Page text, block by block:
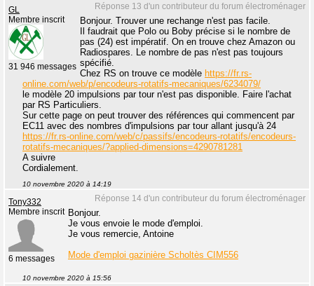
Réponse 13 d'un contributeur du forum électroménager
GL
Membre inscrit
31 946 messages
Bonjour. Trouver une rechange n'est pas facile.
Il faudrait que Polo ou Boby précise si le nombre de
pas (24) est impératif. On en trouve chez Amazon ou
Radiospares. Le nombre de pas n'est pas toujours
spécifié.
Chez RS on trouve ce modèle https://fr.rs-
online.com/web/p/encodeurs-rotatifs-mecaniques/6234079/
le modèle 20 impulsions par tour n'est pas disponible. Faire l'achat
par RS Particuliers.
Sur cette page on peut trouver des références qui commencent par
EC11 avec des nombres d'impulsions par tour allant jusqu'à 24
https://fr.rs-online.com/web/c/passifs/encodeurs-rotatifs/encodeurs-
rotatifs-mecaniques/?applied-dimensions=4290781281
A suivre
Cordialement.
10 novembre 2020 à 14:19
Réponse 14 d'un contributeur du forum électroménager
Tony332
Membre inscrit
6 messages
Bonjour.
Je vous envoie le mode d'emploi.
Je vous remercie, Antoine
Mode d'emploi gazinière Scholtès CIM556
10 novembre 2020 à 15:56